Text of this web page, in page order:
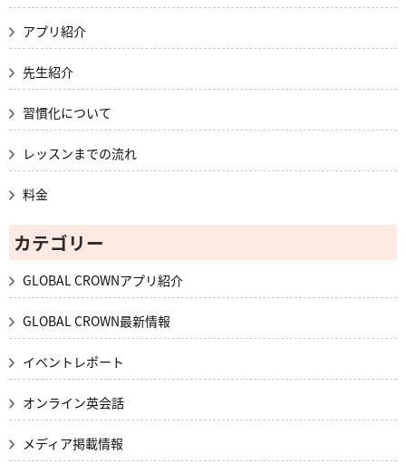
アプリ紹介
先生紹介
習慣化について
レッスンまでの流れ
料金
カテゴリー
GLOBAL CROWNアプリ紹介
GLOBAL CROWN最新情報
イベントレポート
オンライン英会話
メディア掲載情報